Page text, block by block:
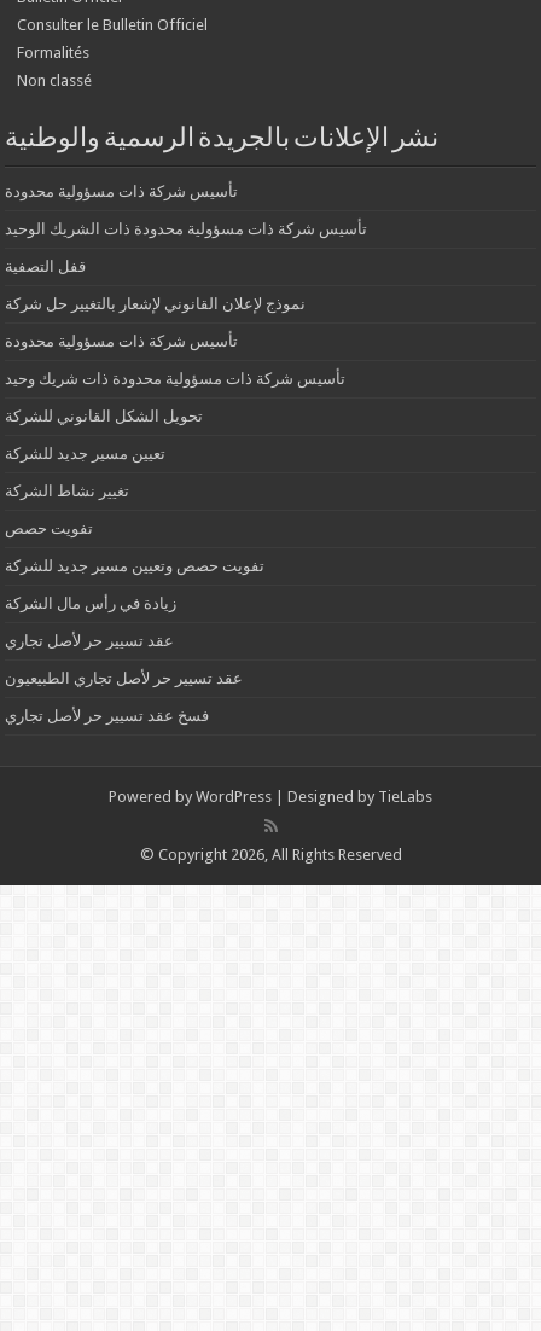
Consulter le Bulletin Officiel
Formalités
Non classé
نشر الإعلانات بالجريدة الرسمية والوطنية
تأسيس شركة ذات مسؤولية محدودة
تأسيس شركة ذات مسؤولية محدودة ذات الشريك الوحيد
قفل التصفية
نموذج لإعلان القانوني لإشعار بالتغيير حل شركة
تأسيس شركة ذات مسؤولية محدودة
تأسيس شركة ذات مسؤولية محدودة ذات شريك وحيد
تحويل الشكل القانوني للشركة
تعيين مسير جديد للشركة
تغيير نشاط الشركة
تفويت حصص
تفويت حصص وتعيين مسير جديد للشركة
زيادة في رأس مال الشركة
عقد تسيير حر لأصل تجاري
عقد تسيير حر لأصل تجاري الطبيعيون
فسخ عقد تسيير حر لأصل تجاري
Powered by WordPress | Designed by TieLabs
© Copyright 2026, All Rights Reserved